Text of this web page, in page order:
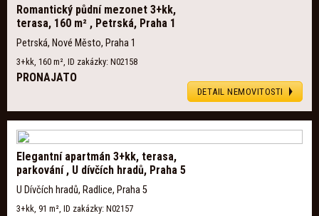
Romantický půdní mezonet 3+kk,
terasa, 160 m² , Petrská, Praha 1
Petrská, Nové Město, Praha 1
3+kk, 160 m², ID zakázky: N02158
PRONAJATO
DETAIL NEMOVITOSTI
Elegantní apartmán 3+kk, terasa,
parkování , U dívčích hradů, Praha 5
U Dívčích hradů, Radlice, Praha 5
3+kk, 91 m², ID zakázky: N02157